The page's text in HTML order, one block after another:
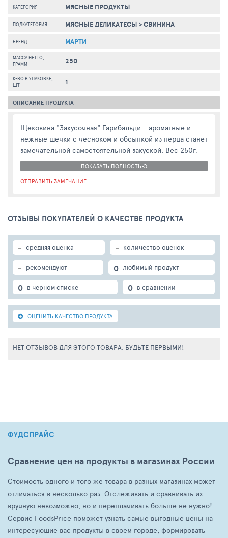
КАТЕГОРИЯ МЯСНЫЕ ПРОДУКТЫ
ПОДКАТЕГОРИЯ МЯСНЫЕ ДЕЛИКАТЕСЫ >СВИНИНА
БРЕНД МАРТИ
МАССА НЕТТО,
ГРАММ
250
К-ВО В УПАКОВКЕ,
ШТ
1
ОПИСАНИЕ ПРОДУКТА
Щековина "Закусочная" Гарибальди - ароматные и
нежные щечки с чесноком и обсыпкой из перца станет
замечательной самостоятельной закуской. Вес 250г.
ПОКАЗАТЬ ПОЛНОСТЬЮ
ОТПРАВИТЬ ЗАМЕЧАНИЕ
ОТЗЫВЫ ПОКУПАТЕЛЕЙ О КАЧЕСТВЕ ПРОДУКТА
- средняя оценка - количество оценок
- рекомендуют 0 любимый продукт
0 в черном списке 0 в сравнении
ОЦЕНИТЬ КАЧЕСТВО ПРОДУКТА
НЕТ ОТЗЫВОВ ДЛЯ ЭТОГО ТОВАРА, БУДЬТЕ ПЕРВЫМИ!
ФУДСПРАЙС
Сравнение цен на продукты в магазинах России
Стоимость одного и того же товара в разных магазинах может
отличаться в несколько раз. Отслеживать и сравнивать их
вручную невозможно, но и переплачивать больше не нужно!
Сервис FoodsPrice поможет узнать самые выгодные цены на
интересующие вас продукты в своем городе, формировать